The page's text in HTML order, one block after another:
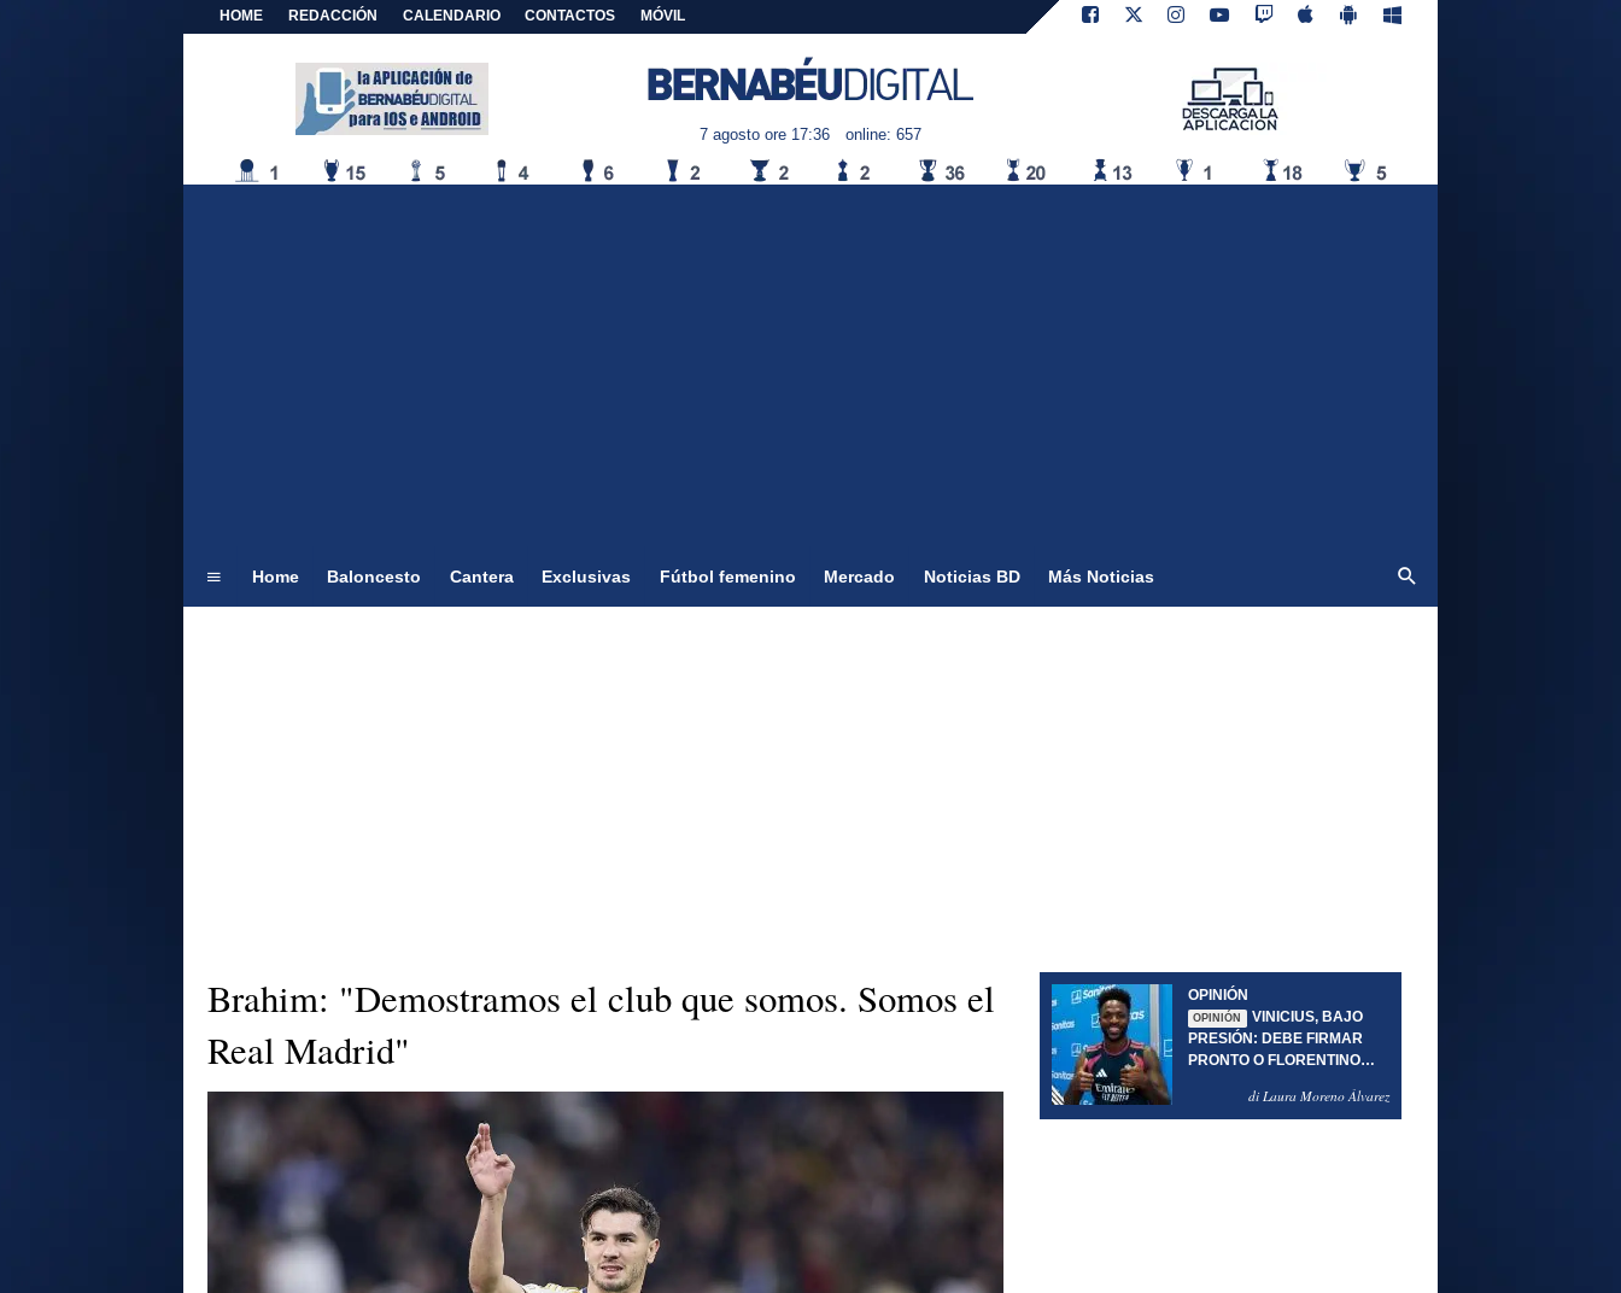
HOME REDACCIÓN CALENDARIO CONTACTOS MÓVIL
7 agosto ore 17:36 online: 657
Home Baloncesto Cantera Exclusivas Fútbol femenino Mercado Noticias BD Más Noticias
Brahim: "Demostramos el club que somos. Somos el
Real Madrid"
OPINIÓN
OPINIÓN
VINICIUS, BAJO
PRESIÓN: DEBE FIRMAR
PRONTO O FLORENTINO
di Laura Moreno Álvarez